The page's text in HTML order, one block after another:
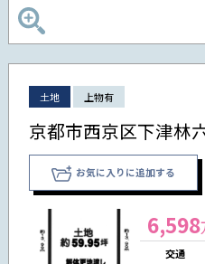
土地 上物有
京都市西京区下津林
お気に入りに追加する
6,598
交通